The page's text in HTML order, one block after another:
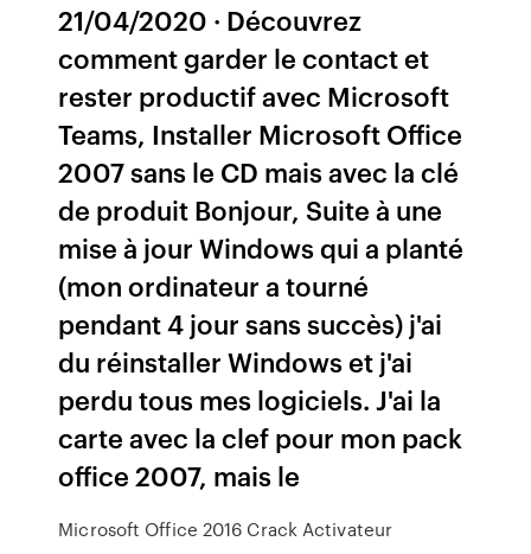
21/04/2020 · Découvrez
comment garder le contact et
rester productif avec Microsoft
Teams, Installer Microsoft Office
2007 sans le CD mais avec la clé
de produit Bonjour, Suite à une
mise à jour Windows qui a planté
(mon ordinateur a tourné
pendant 4 jour sans succès) j'ai
du réinstaller Windows et j'ai
perdu tous mes logiciels. J'ai la
carte avec la clef pour mon pack
office 2007, mais le
Microsoft Office 2016 Crack Activateur